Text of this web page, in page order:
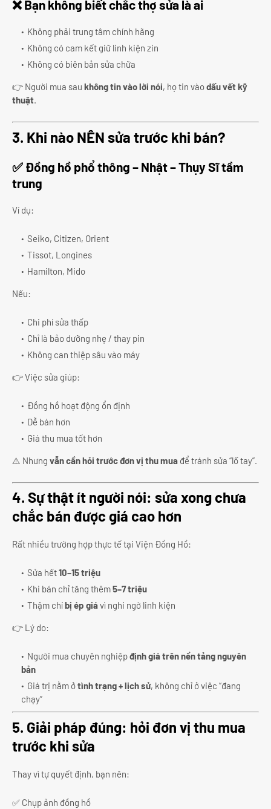
❌Bạn không biết chắc thợ sửa là ai
Không phải trung tâm chính hãng
Không có cam kết giữ linh kiện zin
Không có biên bản sửa chữa
👉 Người mua sau không tin vào lời nói, họ tin vàodấu vết kỹ
thuật.
3. Khi nào NÊN sửa trước khi bán?
✅ Đồng hồ phổ thông – Nhật – Thụy Sĩ tầm
trung
Ví dụ:
Seiko, Citizen, Orient
Tissot, Longines
Hamilton, Mido
Nếu:
Chi phí sửa thấp
Chỉ là bảo dưỡng nhẹ / thay pin
Không can thiệp sâu vào máy
👉 Việc sửa giúp:
Đồng hồ hoạt động ổn định
Dễ bán hơn
Giá thu mua tốt hơn
⚠️ Nhưng vẫn cần hỏi trước đơn vị thu mua để tránh sửa “lố tay”.
4. Sự thật ít người nói: sửa xong chưa
chắc bán được giá cao hơn
Rất nhiều trường hợp thực tế tại Viện Đồng Hồ:
Sửa hết10–15 triệu
Khi bán chỉ tăng thêm5–7 triệu
Thậm chíbị ép giávì nghi ngờ linh kiện
👉 Lý do:
Người mua chuyên nghiệpđịnh giá trên nền tảng nguyên
bản
Giá trị nằm ởtình trạng + lịch sử, không chỉ ở việc “đang
chạy”
5. Giải pháp đúng: hỏi đơn vị thu mua
trước khi sửa
Thay vì tự quyết định, bạn nên:
✅ Chụp ảnh đồng hồ